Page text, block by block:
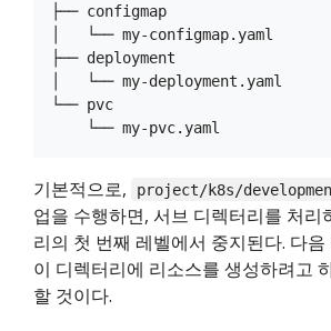
├── configmap
│   └── my-configmap.yaml
├── deployment
│   └── my-deployment.yaml
└── pvc
기본적으로, project/k8s/
업을 수행하면, 서브 디렉터리를 처리
리의 첫 번째 레벨에서 중지된다. 다
이 디렉터리에 리소스를 생성하려고
할 것이다.